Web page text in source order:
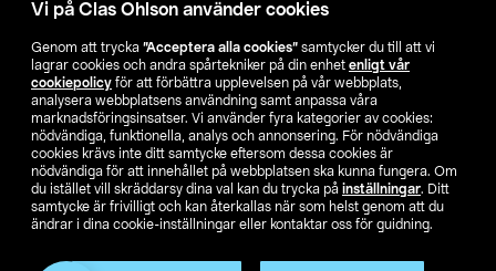
Vi på Clas Ohlson använder cookies
Genom att trycka ”Acceptera alla cookies” samtycker du till att vi
lagrar cookies och andra spårtekniker på din enhet enligt vår
cookiepolicy för att förbättra upplevelsen på vår webbplats,
analysera webbplatsens användning samt anpassa våra
marknadsföringsinsatser. Vi använder fyra kategorier av cookies:
nödvändiga, funktionella, analys och annonsering. För nödvändiga
cookies krävs inte ditt samtycke eftersom dessa cookies är
nödvändiga för att innehållet på webbplatsen ska kunna fungera. Om
du istället vill skräddarsy dina val kan du trycka på inställningar. Ditt
samtycke är frivilligt och kan återkallas när som helst genom att du
ändrar i dina cookie-inställningar eller kontaktar oss för guidning.
Hitta butik
SE NO FI
Ändra till priser exklusive moms